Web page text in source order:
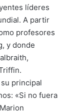
líderes
A partir
profesores
y donde
principal
«Si no fuera